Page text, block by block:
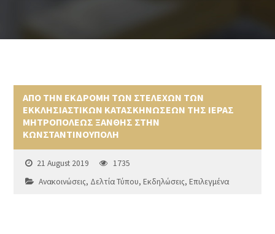
ΑΠΟ ΤΗΝ ΕΚΔΡΟΜΗ ΤΩΝ ΣΤΕΛΕΧΩΝ ΤΩΝ
ΕΚΚΛΗΣΙΑΣΤΙΚΩΝ ΚΑΤΑΣΚΗΝΩΣΕΩΝ ΤΗΣ ΙΕΡΑΣ
ΜΗΤΡΟΠΟΛΕΩΣ ΞΑΝΘΗΣ ΣΤΗΝ
ΚΩΝΣΤΑΝΤΙΝΟΥΠΟΛΗ
21 August 2019
1735
Ανακοινώσεις, Δελτία Τύπου,Εκδηλώσεις,Επιλεγμένα